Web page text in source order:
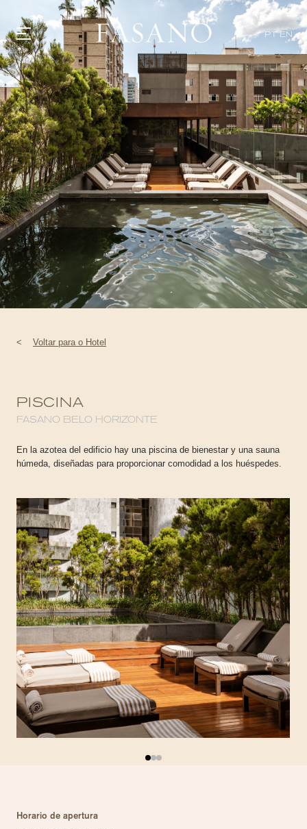
PT EN
GASTRONOMIA
HOTÉIS
EXPERIENCIAS
EVENTOS
VILLAS
TIENDA | SELEZIONE
DESCUBRIR
WHAT'S COOKING
CORRIERE
HISTORIA
SOSTENIBILIDAD
CONTACTO
< Voltar para o Hotel
PISCINA
FASANO BELO HORIZONTE
En la azotea del edificio hay una piscina de bienestar y una sauna
húmeda, diseñadas para proporcionar comodidad a los huéspedes.
Horario de apertura